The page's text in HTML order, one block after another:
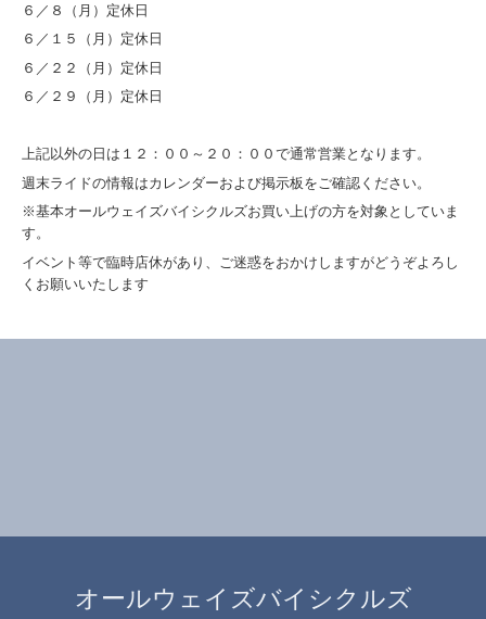
６／８（月）定休日
６／１５（月）定休日
６／２２（月）定休日
６／２９（月）定休日
上記以外の日は１２：００～２０：００で通常営業となります。
週末ライドの情報はカレンダーおよび掲示板をご確認ください。
※基本オールウェイズバイシクルズお買い上げの方を対象としていま
す。
イベント等で臨時店休があり、ご迷惑をおかけしますがどうぞよろし
くお願いいたします
オールウェイズバイシクルズ